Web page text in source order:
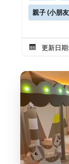
親子 (小朋
更新日